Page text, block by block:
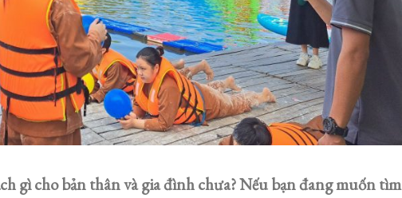
gì cho bản thân và gia đình chưa? Nếu bạn đang muốn tìm